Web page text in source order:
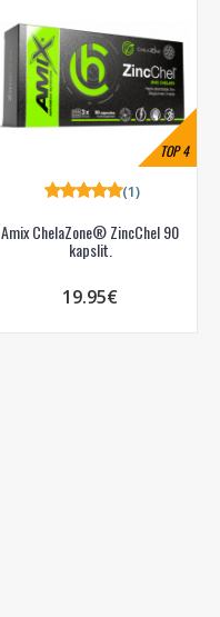
TOP4
Amix ChelaZone® ZincChel 90
kapslit.
(1)
19.95€